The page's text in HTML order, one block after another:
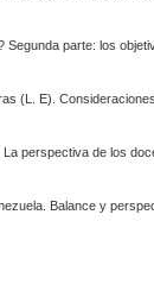
parte: los
(L. E).
perspectiva de los
Balance y